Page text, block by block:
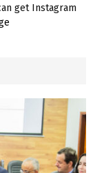
get Instagram